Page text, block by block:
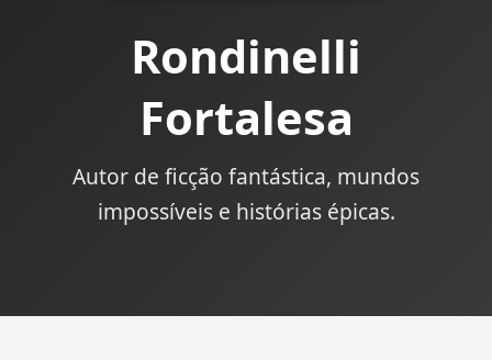
Rondinelli
Fortalesa
Autor de ficção fantástica, mundos
impossíveis e histórias épicas.